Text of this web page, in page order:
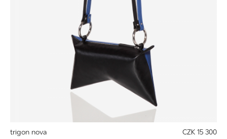
trigon nova CZK 15 300